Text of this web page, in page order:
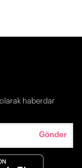
haberdar
Gönder